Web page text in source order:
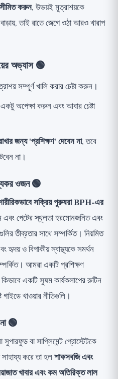
করুন, উভয়ই মূত্রাশয়কে
তাই রাতে জেগে ওঠা আরও খারাপ
অভ্যাস 🟢
সম্পূর্ণ খালি করার চেষ্টা করুন।
অপেক্ষা করুন এবং আবার চেষ্টা
জন্য 'প্রশিক্ষণ' দেবেন না, তবে
না।
ওজন 🟢
সক্রিয় পুরুষরা BPH-এর
পেটের স্থূলতা হরমোনজনিত এবং
তীব্রতার সাথে সম্পর্কিত। নিয়মিত
হৃদয় ও বিপাকীয় স্বাস্থ্যকে সমর্থন
আমরা একটিপ্রশিক্ষণ
কিভাবে একটি সুষম কার্যকলাপের রুটিন
গাইডে খাওয়ার নীতিগুলি।
🟢
বা সাপ্লিমেন্ট প্রোস্টেটকে
করে তা হলশাকসবজি এবং
খাবার এবং কম অতিরিক্ত লাল